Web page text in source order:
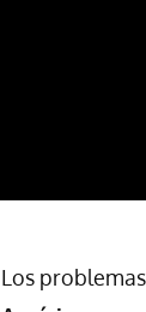
Los